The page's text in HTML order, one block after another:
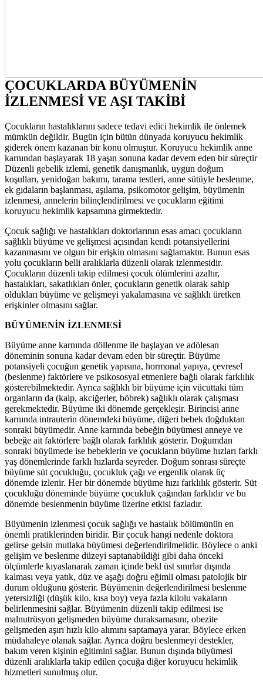
ÇOCUKLARDA BÜYÜMENİN
İZLENMESİ VE AŞI TAKİBİ
Çocukların hastalıklarını sadece tedavi edici hekimlik ile önlemek
mümkün değildir. Bugün için bütün dünyada koruyucu hekimlik
giderek önem kazanan bir konu olmuştur. Koruyucu hekimlik anne
karnından başlayarak 18 yaşın sonuna kadar devem eden bir süreçtir
Düzenli gebelik izlemi, genetik danışmanlık, uygun doğum
koşulları, yenidoğan bakımı, tarama testleri, anne sütüyle beslenme,
ek gıdaların başlanması, aşılama, psikomotor gelişim, büyümenin
izlenmesi, annelerin bilinçlendirilmesi ve çocukların eğitimi
koruyucu hekimlik kapsamına girmektedir.
Çocuk sağlığı ve hastalıkları doktorlarının esas amacı çocukların
sağlıklı büyüme ve gelişmesi açısından kendi potansiyellerini
kazanmasını ve olgun bir erişkin olmasını sağlamaktır. Bunun esas
yolu çocukların belli aralıklarla düzenli olarak izlenmesidir.
Çocukların düzenli takip edilmesi çocuk ölümlerini azaltır,
hastalıkları, sakatlıkları önler, çocukların genetik olarak sahip
oldukları büyüme ve gelişmeyi yakalamasına ve sağlıklı üretken
erişkinler olmasını sağlar.
BÜYÜMENİN İZLENMESİ
Büyüme anne karnında döllenme ile başlayan ve adölesan
döneminin sonuna kadar devam eden bir süreçtir. Büyüme
potansiyeli çocuğun genetik yapısına, hormonal yapıya, çevresel
(beslenme) faktörlere ve psikososyal etmenlere bağlı olarak farklılık
gösterebilmektedir. Ayrıca sağlıklı bir büyüme için vücuttaki tüm
organların da (kalp, akciğerler, böbrek) sağlıklı olarak çalışması
gerekmektedir. Büyüme iki dönemde gerçekleşir. Birincisi anne
karnında intrauterin dönemdeki büyüme, diğeri bebek doğduktan
sonraki büyümedir. Anne karnında bebeğin büyümesi anneye ve
bebeğe ait faktörlere bağlı olarak farklılık gösterir. Doğumdan
sonraki büyümede ise bebeklerin ve çocukların büyüme hızları farklı
yaş dönemlerinde farklı hızlarda seyreder. Doğum sonrası süreçte
büyüme süt çocukluğu, çocukluk çağı ve ergenlik olarak üç
dönemde izlenir. Her bir dönemde büyüme hızı farklılık gösterir. Süt
çocukluğu döneminde büyüme çocukluk çağından farklıdır ve bu
dönemde beslenmenin büyüme üzerine etkisi fazladır.
Büyümenin izlenmesi çocuk sağlığı ve hastalık bölümünün en
önemli pratiklerinden biridir. Bir çocuk hangi nedenle doktora
gelirse gelsin mutlaka büyümesi değerlendirilmelidir. Böylece o anki
gelişim ve beslenme düzeyi saptanabildiği gibi daha önceki
ölçümlerle kıyaslanarak zaman içinde bekl üst sınırlar dışında
kalması veya yatık, düz ve aşağı doğru eğimli olması patolojik bir
durum olduğunu gösterir. Büyümenin değerlendirilmesi beslenme
yetersizliği (düşük kilo, kısa boy) veya fazla kilolu vakaların
belirlenmesini sağlar. Büyümenin düzenli takip edilmesi ise
malnutrüsyon gelişmeden büyüme duraksamasını, obezite
gelişmeden aşırı hızlı kilo alımını saptamaya yarar. Böylece erken
müdahaleye olanak sağlar. Ayrıca doğru beslenmeyi destekler,
bakım veren kişinin eğitimini sağlar. Bunun dışında büyümesi
düzenli aralıklarla takip edilen çocuğa diğer koruyucu hekimlik
hizmetleri sunulmuş olur.